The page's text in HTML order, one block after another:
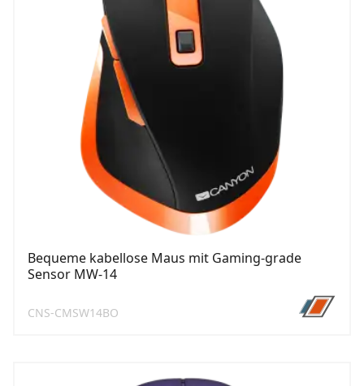
Bequeme kabellose Maus mit Gaming-grade
Sensor MW-14
CNS-CMSW14BO